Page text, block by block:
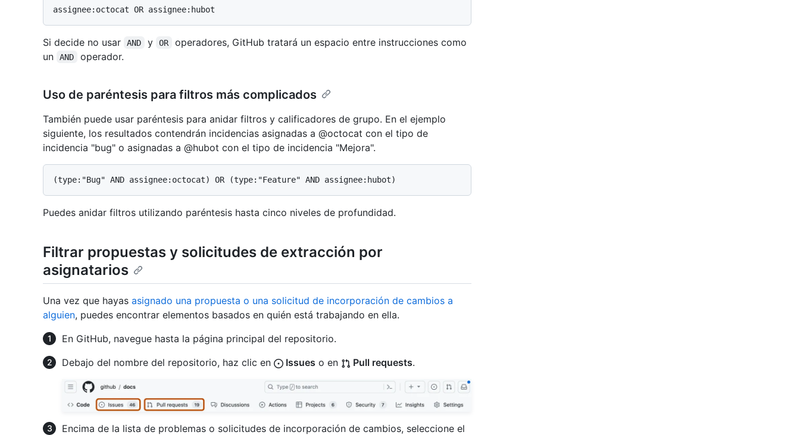
Si decide no usar AND y OR
operadores, GitHub tratará un espacio entre instrucciones como
un
AND operador.
Uso de paréntesis para filtros más complicados
También puede usar paréntesis para anidar filtros y calificadores de grupo. En el ejemplo
siguiente, los resultados contendrán incidencias asignadas a @octocat con el tipo de
incidencia "bug" o asignadas a @hubot con el tipo de incidencia "Mejora".
Puedes anidar filtros utilizando paréntesis hasta cinco niveles de profundidad.
Filtrar propuestas y solicitudes de extracción por
asignatarios
Una vez que hayas asignado una propuesta o una solicitud de incorporación de cambios a
alguien, puedes encontrar elementos basados en quién está trabajando en ella.
En GitHub, navegue hasta la página principal del repositorio.
Debajo del nombre del repositorio, haz clic en
Issues o en Pull requests.
Encima de la lista de problemas o solicitudes de incorporación de cambios, seleccione el